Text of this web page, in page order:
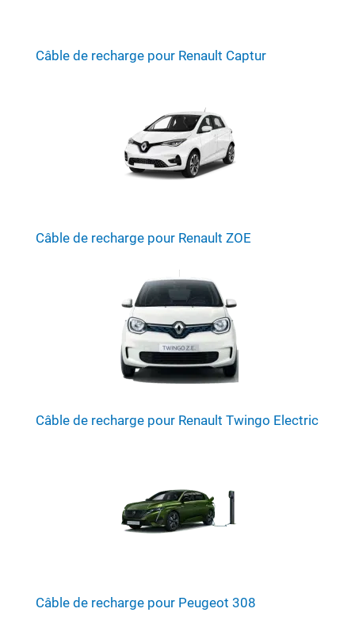
Câble de recharge pour Renault Captur
Câble de recharge pour Renault ZOE
Câble de recharge pour Renault Twingo Electric
Câble de recharge pour Peugeot 308